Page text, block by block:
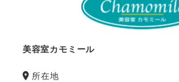
美容室カモミール
所在地